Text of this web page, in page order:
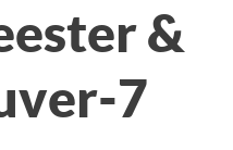
&
7